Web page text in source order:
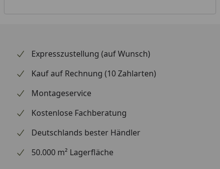
Expresszustellung (auf Wunsch)
Kauf auf Rechnung (10 Zahlarten)
Montageservice
Kostenlose Fachberatung
Deutschlands bester Händler
50.000 m² Lagerfläche